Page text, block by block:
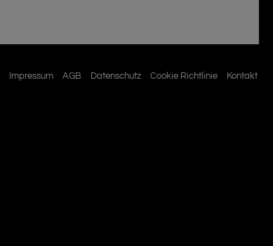
Impressum AGB Datenschutz Cookie Richtlinie Kontakt